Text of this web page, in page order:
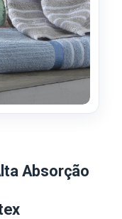
Absorção